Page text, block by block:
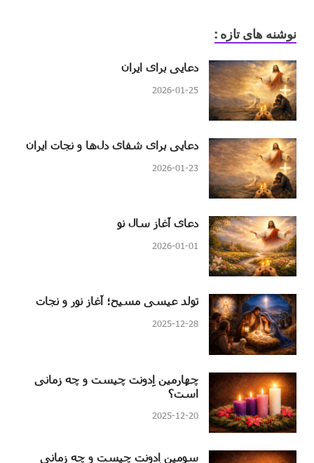
نوشنه های تازه :
دعایی برای ایران
2026-01-25
دعایی برای شفای دل‌ها و نجات ایران
2026-01-23
دعای آغاز سال نو
2026-01-01
تولد عیسی مسیح؛ آغاز نور و نجات
2025-12-28
چهارمین اِدونت چیست و چه زمانی
است؟
2025-12-20
سومین اِدونت چیست و چه زمانی